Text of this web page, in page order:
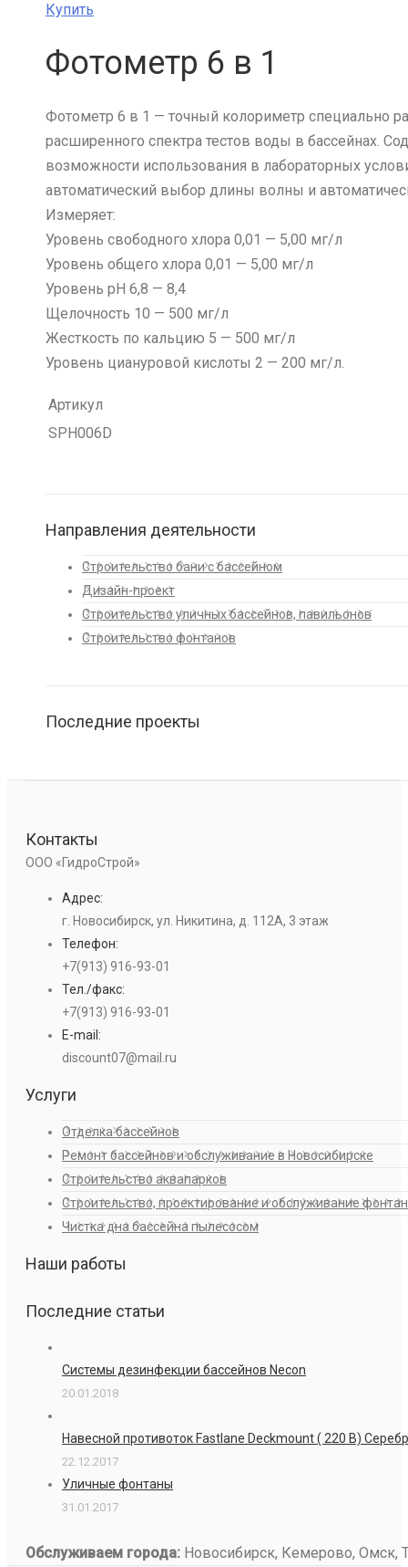
Купить
Фотометр 6 в 1
Фотометр 6 в 1 — точный колориметр специально
расширенного спектра тестов воды в бассейнах.
возможности использования в лабораторных
автоматический выбор длины волны и
Измеряет:
Уровень свободного хлора 0,01 — 5,00 мг/л
Уровень общего хлора 0,01 — 5,00 мг/л
Уровень рН 6,8 — 8,4
Щелочность 10 — 500 мг/л
Жесткость по кальцию 5 — 500 мг/л
Уровень циануровой кислоты 2 — 200 мг/л.
Артикул
SPH006D
Направления деятельности
Строительство бани с бассейном
Дизайн-проект
Строительство уличных бассейнов, павильонов
Строительство фонтанов
Последние проекты
Контакты
ООО «ГидроСтрой»
Адрес:
г. Новосибирск, ул. Никитина, д. 112А, 3 этаж
Телефон:
+7(913) 916-93-01
Тел./факс:
+7(913) 916-93-01
E-mail:
discount07@mail.ru
Услуги
Отделка бассейнов
Ремонт бассейнов и обслуживание в Новосибирске
Строительство аквапарков
Строительство, проектирование и обслуживание
Чистка дна бассейна пылесосом
Наши работы
Последние статьи
Системы дезинфекции бассейнов Necon
20.01.2018
Навесной противоток Fastlane Deckmount ( 220 В)
22.12.2017
Уличные фонтаны
31.01.2017
Обслуживаем города: Новосибирск, Кемерово, Омск,